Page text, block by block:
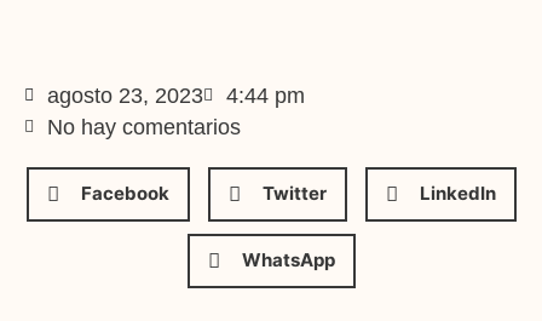
agosto 23, 2023
4:44 pm
No hay comentarios
Facebook Twitter LinkedIn
WhatsApp